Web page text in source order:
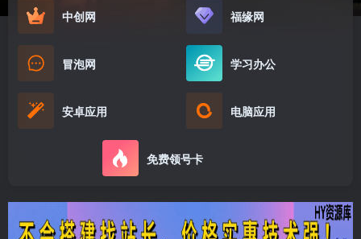
中创网 福缘网
冒泡网 学习办公
安卓应用 电脑应用
免费领号卡